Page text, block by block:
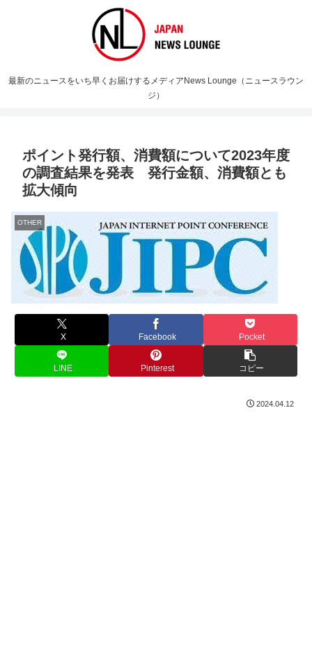
最新のニュースをいち早くお届けするメディアNews Lounge（ニュースラウン
ジ）
ポイント発行額、消費額について2023年度
の調査結果を発表 発行金額、消費額とも
拡大傾向
OTHER
X Facebook Pocket
LINE Pinterest コピー
2024.04.12